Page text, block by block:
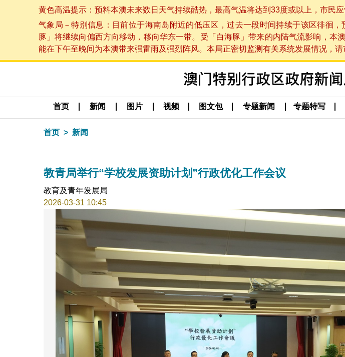
黄色高温提示：预料本澳未来数日天气持续酷热，最高气温将达到33度或以上，市民
气象局－特别信息：目前位于海南岛附近的低压区，过去一段时间持续于该区徘徊
豚」将继续向偏西方向移动，移向华东一带。受「白海豚」带来的内陆气流影响，
能在下午至晚间为本澳带来强雷雨及强烈阵风。本局正密切监测有关系统发展情况，
首页 新闻 图片 视频 图文包 专题新闻 专题特写
首页 新闻
教青局举行“学校发展资助计划”行政优化工作会议
教育及青年发展局
2026-03-31 10:45